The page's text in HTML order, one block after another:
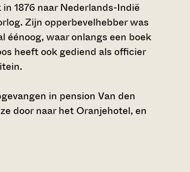
1876 naar Nederlands-Indië
Zijn opperbevelhebber was
éénoog, waar onlangs een boek
heeft ook gediend als officier
in pension Van den
door naar het Oranjehotel, en